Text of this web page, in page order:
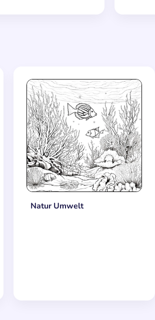
Natur Umwelt